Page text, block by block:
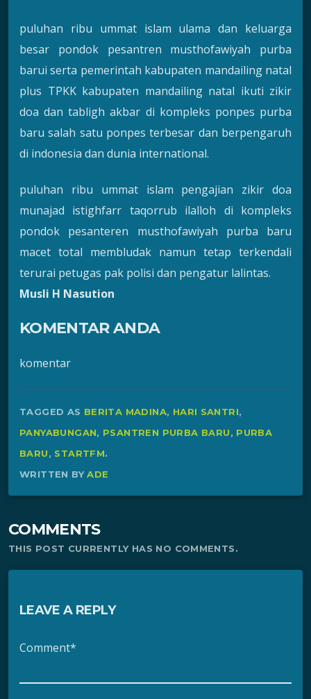
puluhan ribu ummat islam ulama dan keluarga
besar pondok pesantren musthofawiyah purba
barui serta pemerintah kabupaten mandailing natal
plus TPKK kabupaten mandailing natal ikuti zikir
doa dan tabligh akbar di kompleks ponpes purba
baru salah satu ponpes terbesar dan berpengaruh
di indonesia dan dunia international.
puluhan ribu ummat islam pengajian zikir doa
munajad istighfarr taqorrub ilalloh di kompleks
pondok pesanteren musthofawiyah purba baru
macet total membludak namun tetap terkendali
terurai petugas pak polisi dan pengatur lalintas.
Musli H Nasution
KOMENTAR ANDA
komentar
TAGGED AS BERITA MADINA, HARI SANTRI,
PANYABUNGAN, PSANTREN PURBA BARU, PURBA
BARU, STARTFM.
WRITTEN BYADE
COMMENTS
THIS POST CURRENTLY HAS NO COMMENTS.
LEAVE A REPLY
Comment*